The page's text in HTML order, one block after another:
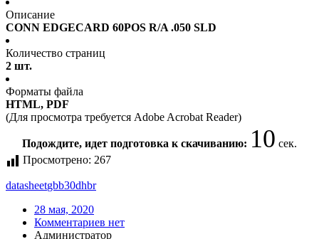
Описание
CONN EDGECARD 60POS R/A .050 SLD
Количество страниц
2 шт.
Форматы файла
HTML, PDF
(Для просмотра требуется Adobe Acrobat Reader)
Подождите, идет подготовка к скачиванию: 10 сек.
Просмотрено: 267
datasheetgbb30dhbr
28 мая, 2020
Комментариев нет
Администратор